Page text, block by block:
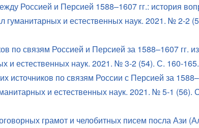
Россией и Персией 1588–1607 гг.: история
и естественных наук. 2021. № 2-2
по связям Россией и Персией за 1588–1607 гг.
естественных наук. 2021. № 3-2 (54). С. 160-165.
источников по связям России с Персией за
и естественных наук. 2021. № 5-1 (56).
грамот и челобитных писем посла Ази